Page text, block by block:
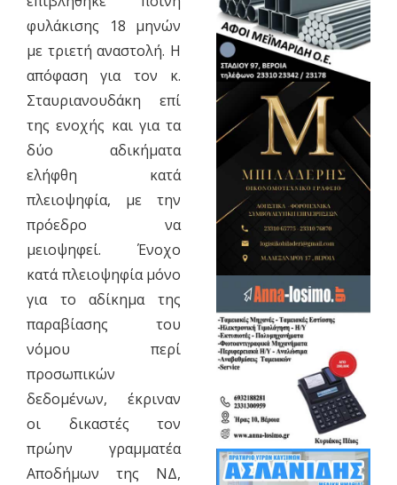
φυλάκισης 18 μηνών
με τριετή αναστολή. Η
απόφαση για τον κ.
Σταυριανουδάκη επί
της ενοχής και για τα
δύο αδικήματα
ελήφθη κατά
πλειοψηφία, με την
πρόεδρο να
μειοψηφεί. Ένοχο
κατά πλειοψηφία μόνο
για το αδίκημα της
παραβίασης του
νόμου περί
προσωπικών
δεδομένων, έκριναν
οι δικαστές τον
πρώην γραμματέα
Αποδήμων της ΝΔ,